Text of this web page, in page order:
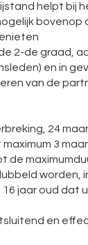
helpt bij
2-de graad,
en in
van de
24
3
de
worden,
jaar oud dat
en